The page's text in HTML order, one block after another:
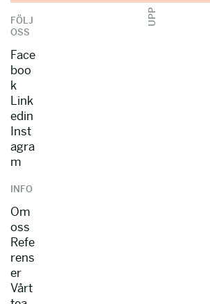
UPP
FÖLJ
OSS
Face
boo
k
Link
edin
Inst
agra
m
INFO
Om
oss
Refe
rens
er
Vårt